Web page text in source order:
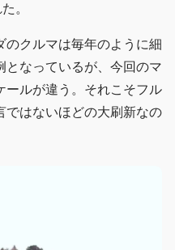
。
のクルマは毎年のように細
となっているが、今回のマ
ールが違う。それこそフル
ではないほどの大刷新なの